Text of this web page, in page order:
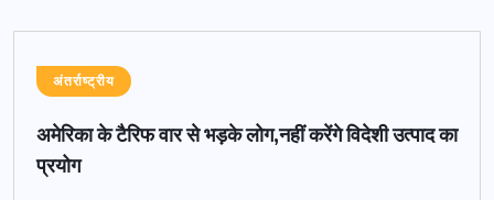
अंतर्राष्ट्रीय
अमेरिका के टैरिफ वार से भड़के लोग,नहीं करेंगे विदेशी उत्पाद का
प्रयोग